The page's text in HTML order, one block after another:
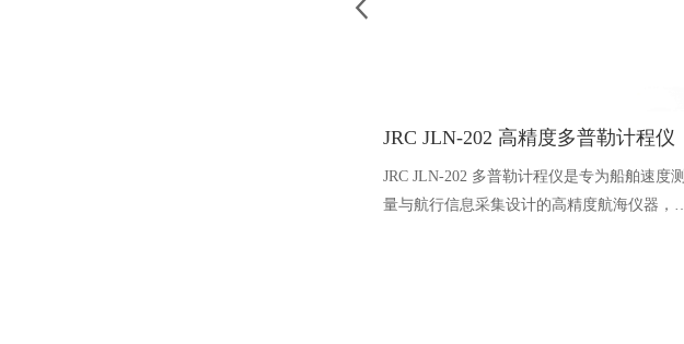
JRC JLN-202 高精度多普勒计程仪
JRC JLN-202 多普勒计程仪是专为船舶速度测
量与航行信息采集设计的高精度航海仪器，采